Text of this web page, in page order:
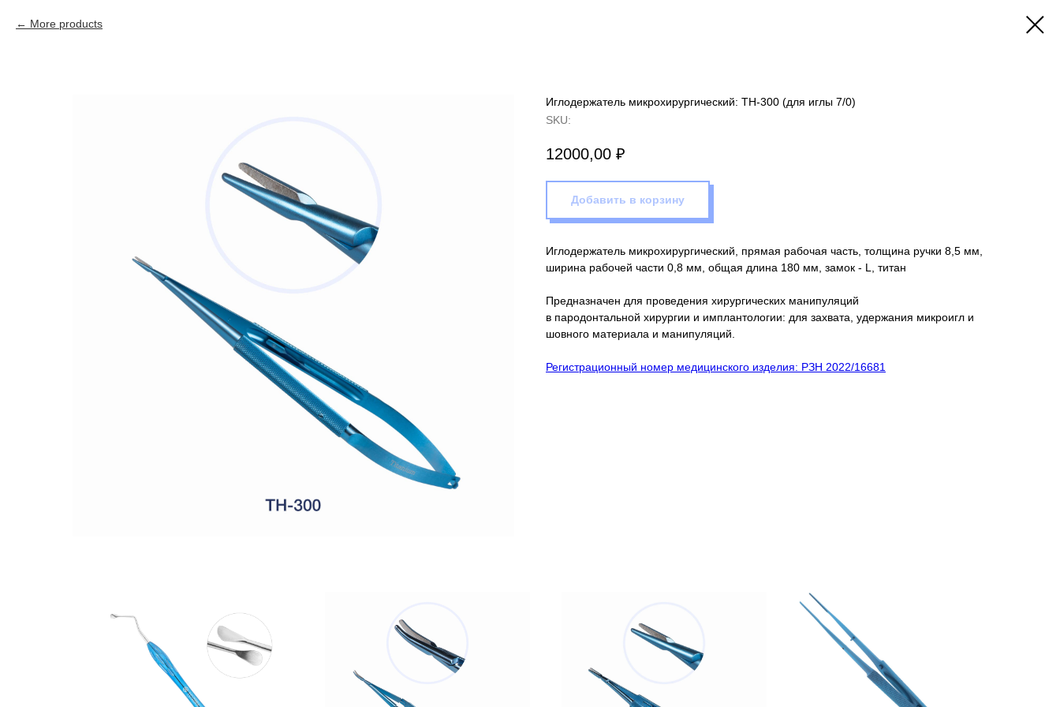
More products
Иглодержатель микрохирургический: TH-300 (для иглы 7/0)
SKU:
12000,00 ₽
Добавить в корзину
Иглодержатель микрохирургический, прямая рабочая часть, толщина ручки 8,5 мм,
ширина рабочей части 0,8 мм, общая длина 180 мм, замок - L, титан
Предназначен для проведения хирургических манипуляций
в пародонтальной хирургии и имплантологии: для захвата, удержания микроигл и
шовного материала и манипуляций.
Регистрационный номер медицинского изделия: РЗН 2022/16681